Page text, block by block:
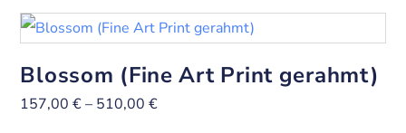
Blossom (Fine Art Print gerahmt)
157,00€– 510,00€